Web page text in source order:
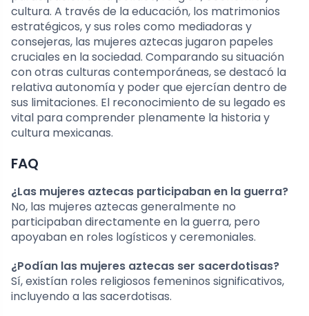
cultura. A través de la educación, los matrimonios
estratégicos, y sus roles como mediadoras y
consejeras, las mujeres aztecas jugaron papeles
cruciales en la sociedad. Comparando su situación
con otras culturas contemporáneas, se destacó la
relativa autonomía y poder que ejercían dentro de
sus limitaciones. El reconocimiento de su legado es
vital para comprender plenamente la historia y
cultura mexicanas.
FAQ
¿Las mujeres aztecas participaban en la guerra?
No, las mujeres aztecas generalmente no
participaban directamente en la guerra, pero
apoyaban en roles logísticos y ceremoniales.
¿Podían las mujeres aztecas ser sacerdotisas?
Sí, existían roles religiosos femeninos significativos,
incluyendo a las sacerdotisas.